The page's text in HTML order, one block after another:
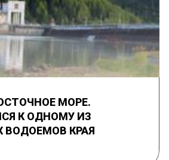
МОРЕ.
К ОДНОМУ ИЗ
ВОДОЕМОВ КРАЯ